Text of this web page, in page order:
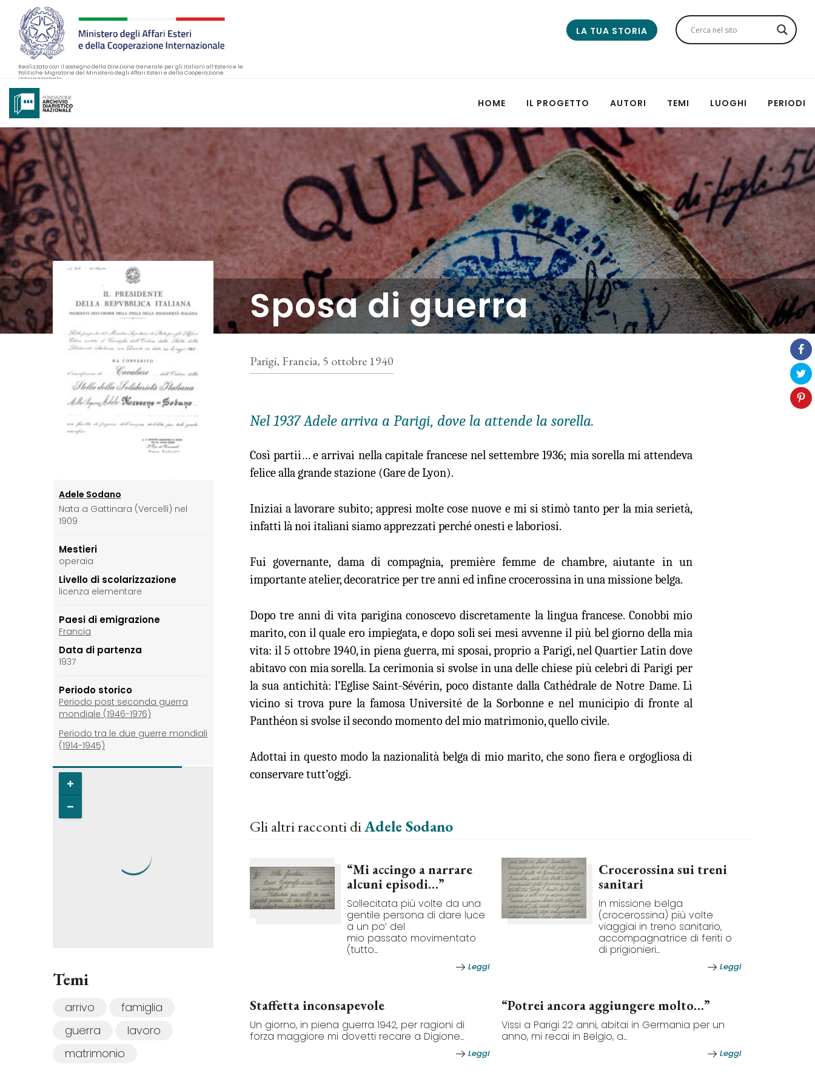
Realizzato con il sostegno della Direzione Generale per gli Italiani all’Estero e le
Politiche Migratorie del Ministero degli Affari Esteri e della Cooperazione
Internazionale
LA TUA STORIA
HOME IL PROGETTO AUTORI TEMI LUOGHI PERIODI
Sposa di guerra
Adele Sodano
Nata a Gattinara (Vercelli) nel
1909
Mestieri
operaia
Livello di scolarizzazione
licenza elementare
Paesi di emigrazione
Francia
Data di partenza
1937
Periodo storico
Periodo post seconda guerra
mondiale (1946-1976)
Periodo tra le due guerre mondiali
(1914-1945)
Temi
arrivo
famiglia
guerra
lavoro
matrimonio
Parigi, Francia, 5 ottobre 1940
Nel 1937 Adele arriva a Parigi, dove la attende la sorella.
Così partii… e arrivai nella capitale francese nel settembre 1936; mia sorella mi attendeva
felice alla grande stazione (Gare de Lyon).
Iniziai a lavorare subito; appresi molte cose nuove e mi si stimò tanto per la mia serietà,
infatti là noi italiani siamo apprezzati perché onesti e laboriosi.
Fui governante, dama di compagnia, première femme de chambre, aiutante in un
importante atelier, decoratrice per tre anni ed infine crocerossina in una missione belga.
Dopo tre anni di vita parigina conoscevo discretamente la lingua francese. Conobbi mio
marito, con il quale ero impiegata, e dopo soli sei mesi avvenne il più bel giorno della mia
vita: il 5 ottobre 1940, in piena guerra, mi sposai, proprio a Parigi, nel Quartier Latin dove
abitavo con mia sorella. La cerimonia si svolse in una delle chiese più celebri di Parigi per
la sua antichità: l’Eglise Saint-Sévérin, poco distante dalla Cathédrale de Notre Dame. Lì
vicino si trova pure la famosa Université de la Sorbonne e nel municipio di fronte al
Panthéon si svolse il secondo momento del mio matrimonio, quello civile.
Adottai in questo modo la nazionalità belga di mio marito, che sono fiera e orgogliosa di
conservare tutt’oggi.
Gli altri racconti diAdele Sodano
“Mi accingo a narrare
alcuni episodi…”
Sollecitata più volte da una
gentile persona di dare luce
a un po’ del
mio passato movimentato
(tutto...
Leggi
Crocerossina sui treni
sanitari
In missione belga
(crocerossina) più volte
viaggiai in treno sanitario,
accompagnatrice di feriti o
di prigionieri...
Leggi
Staffetta inconsapevole
Un giorno, in piena guerra 1942, per ragioni di
forza maggiore mi dovetti recare a Digione...
Leggi
“Potrei ancora aggiungere molto…”
Vissi a Parigi 22 anni, abitai in Germania per un
anno, mi recai in Belgio, a...
Leggi